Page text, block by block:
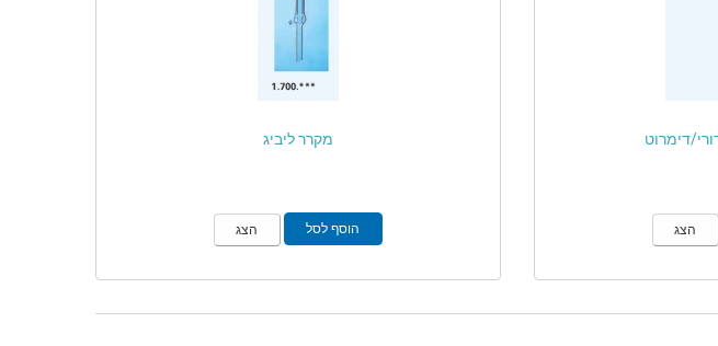
דימרוט
הצג
מקרר ליביג
הוסף לסל הצג